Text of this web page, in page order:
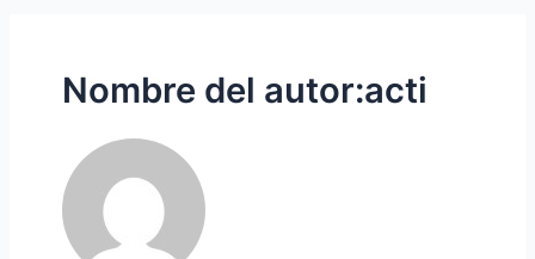
Nombre del autor:acti